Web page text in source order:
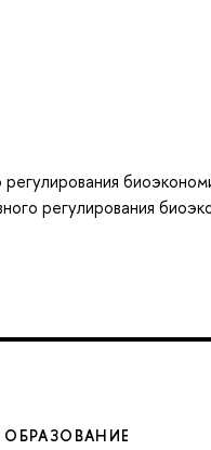
регулирования
ОБРАЗОВАНИЕ